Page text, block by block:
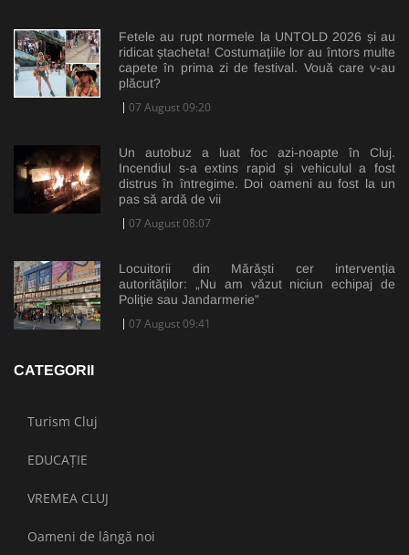
Fetele au rupt normele la UNTOLD 2026 și au
ridicat ștacheta! Costumațiile lor au întors multe
capete în prima zi de festival. Vouă care v-au
plăcut?
07 August 09:20
Un autobuz a luat foc azi-noapte în Cluj.
Incendiul s-a extins rapid și vehiculul a fost
distrus în întregime. Doi oameni au fost la un
pas să ardă de vii
07 August 08:07
Locuitorii din Mărăști cer intervenția
autorităților: „Nu am văzut niciun echipaj de
Poliție sau Jandarmerie”
07 August 09:41
CATEGORII
Turism Cluj
EDUCAȚIE
VREMEA CLUJ
Oameni de lângă noi